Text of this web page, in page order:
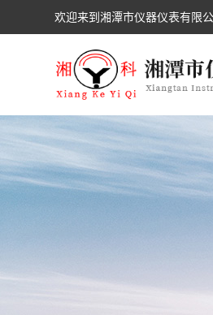
欢迎来到湘潭市仪器仪表有限公